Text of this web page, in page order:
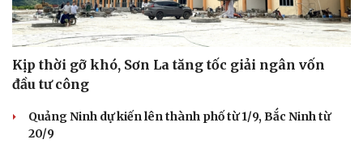
Kịp thời gỡ khó, Sơn La tăng tốc giải ngân vốn
đầu tư công
Quảng Ninh dự kiến lên thành phố từ 1/9, Bắc Ninh từ
20/9